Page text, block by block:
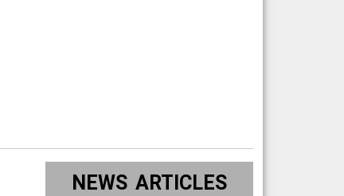
NEWS ARTICLES